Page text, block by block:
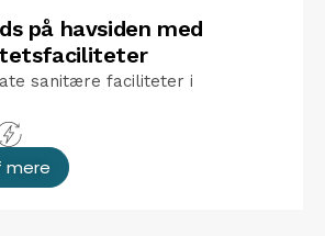
på havsiden med
sanitære faciliteter i
mere